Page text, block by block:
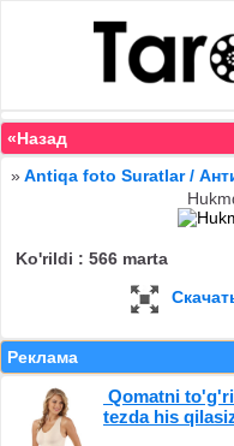
«Назад
»Antiqa foto Suratlar /
Ko'rildi : 566 marta
Реклама
Qomatni
tezda his